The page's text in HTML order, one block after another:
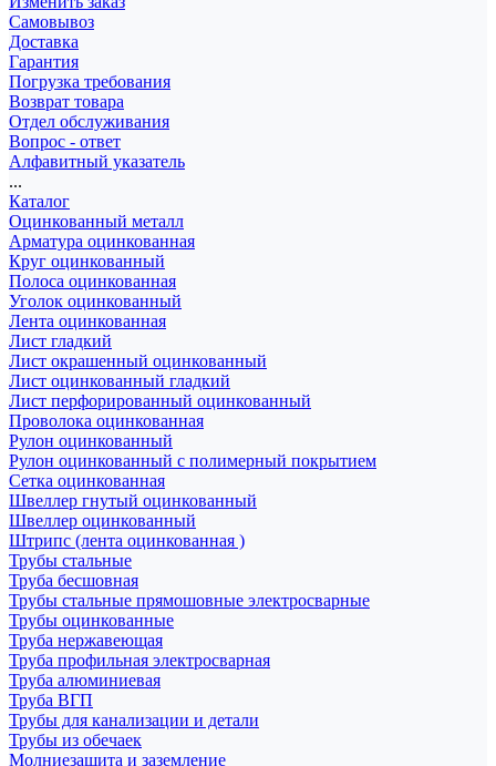
Самовывоз
Доставка
Гарантия
Погрузка требования
Возврат товара
Отдел обслуживания
Вопрос - ответ
Алфавитный указатель
...
Каталог
Оцинкованный металл
Арматура оцинкованная
Круг оцинкованный
Полоса оцинкованная
Уголок оцинкованный
Лента оцинкованная
Лист гладкий
Лист окрашенный оцинкованный
Лист оцинкованный гладкий
Лист перфорированный оцинкованный
Проволока оцинкованная
Рулон оцинкованный
Рулон оцинкованный с полимерный покрытием
Сетка оцинкованная
Швеллер гнутый оцинкованный
Швеллер оцинкованный
Штрипс (лента оцинкованная )
Трубы стальные
Труба бесшовная
Трубы стальные прямошовные электросварные
Трубы оцинкованные
Труба нержавеющая
Труба профильная электросварная
Труба алюминиевая
Труба ВГП
Трубы для канализации и детали
Трубы из обечаек
Молниезащита и заземление